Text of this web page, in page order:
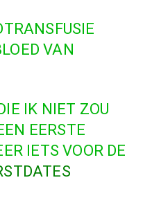
VAN
IK NIET ZOU
EERSTE
IETS VOOR DE